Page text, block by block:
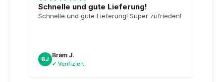
Schnelle und gute Lieferung!
Schnelle und gute Lieferung! Super zufrieden!
BJ
Bram J.
✔ Verifiziert